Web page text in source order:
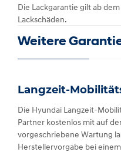
Die Lackgarantie gilt ab
Lackschäden.
Weitere
Langzeit-
Die Hyundai Langzeit-
Partner kostenlos mit auf
vorgeschriebene Wartung
Herstellervorgabe bei